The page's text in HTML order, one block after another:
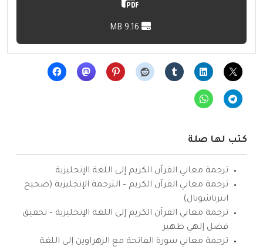
كتب لها صلة
ترجمة معاني القرآن الكريم إلى اللغة الإنجليزية
ترجمة معاني القرآن الكريم – الترجمة الإنجليزية (صحيح
انترناشونال)
ترجمة معاني القرآن الكريم إلى اللغة الإنجليزية – تحقيق
فضل إلهي ظهير
ترجمة معاني سورة الفاتحة مع الزهراوين إلى اللغة